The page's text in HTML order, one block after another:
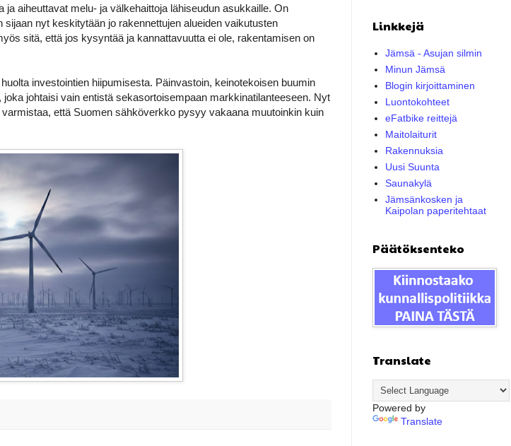
aiheuttavat melu- ja välkehaittoja lähiseudun asukkaille. On
nyt keskitytään jo rakennettujen alueiden vaikutusten
sitä, että jos kysyntää ja kannattavuutta ei ole, rakentamisen on
investointien hiipumisesta. Päinvastoin, keinotekoisen buumin
johtaisi vain entistä sekasortoisempaan markkinatilanteeseen. Nyt
että Suomen sähköverkko pysyy vakaana muutoinkin kuin
Linkkejä
Jämsä - Asujan silmin
Minun Jämsä
Blogin kirjoittaminen
Luontokohteet
eFatbike reittejä
Maitolaiturit
Rakennuksia
Uusi Suunta
Saunakylä
Jämsänkosken ja
Kaipolan paperitehtaat
Päätöksenteko
Translate
Powered by
Translate